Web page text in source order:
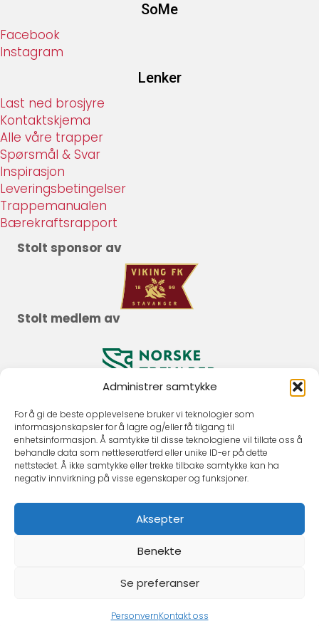
Administrer samtykke
For å gi de beste opplevelsene bruker vi teknologier som
informasjonskapsler for å lagre og/eller få tilgang til
enhetsinformasjon. Å samtykke til disse teknologiene vil tillate oss å
behandle data som nettleseratferd eller unike ID-er på dette
nettstedet. Å ikke samtykke eller trekke tilbake samtykke kan ha
negativ innvirkning på visse egenskaper og funksjoner.
Aksepter
Benekte
Se preferanser
PersonvernKontakt oss
SoMe
Facebook
Instagram
Lenker
Last ned brosjyre
Kontaktskjema
Alle våre trapper
Spørsmål & Svar
Inspirasjon
Leveringsbetingelser
Trappemanualen
Bærekraftsrapport
Stolt sponsor av
Stolt medlem av
© 2026 Hafrsfjord Tre AS.Personvernerklæring